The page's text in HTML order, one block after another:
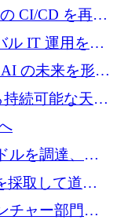
進するために
CI/CD を再発
てステルスか
ル IT 運用を自
上を調達
の未来を形作
Nexus
持続可能な天然
ンドを調達
ルを調達、
がエストニア
採取して道路
万ドルを調達
チャー部門か